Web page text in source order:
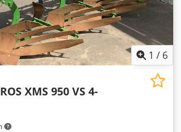
1 / 6
XMS 950 VS 4-